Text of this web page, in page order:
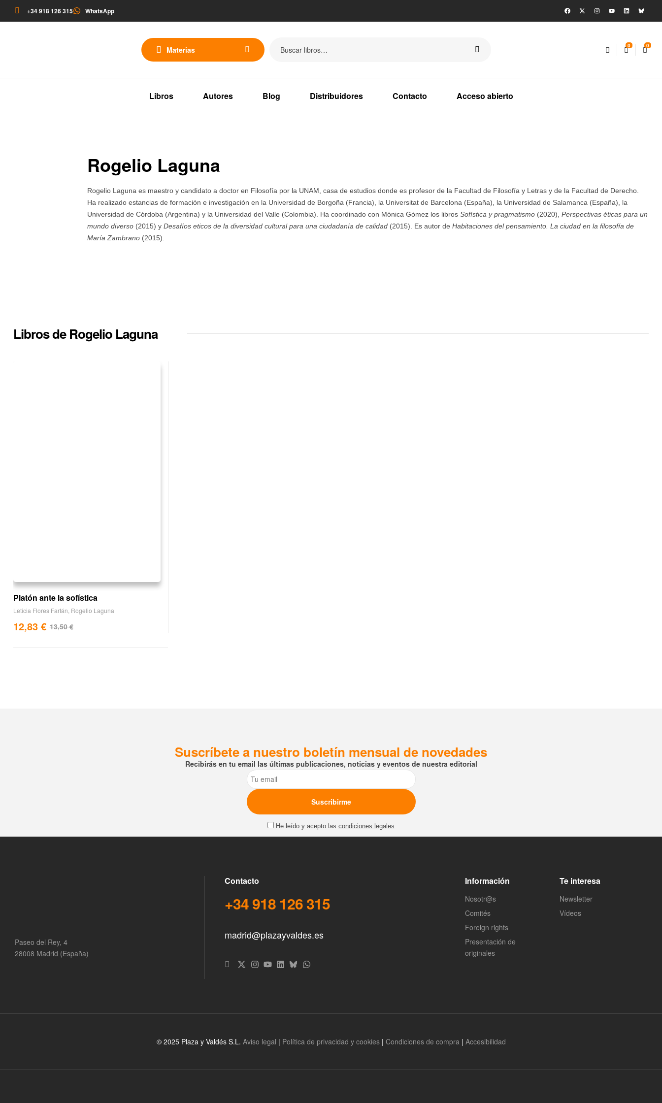
+34 918 126 315 WhatsApp
Materias 0 0
Libros Autores Blog Distribuidores Contacto Acceso abierto
Rogelio Laguna
Rogelio Laguna es maestro y candidato a doctor en Filosofía por la UNAM, casa de estudios donde es profesor de la Facultad de Filosofía y Letras y de la Facultad de Derecho.
Ha realizado estancias de formación e investigación en la Universidad de Borgoña (Francia), la Universitat de Barcelona (España), la Universidad de Salamanca (España), la
Universidad de Córdoba (Argentina) y la Universidad del Valle (Colombia). Ha coordinado con Mónica Gómez los libros Sofística y pragmatismo (2020), Perspectivas éticas para un
mundo diverso (2015) y Desafíos eticos de la diversidad cultural para una ciudadanía de calidad (2015). Es autor de Habitaciones del pensamiento. La ciudad en la filosofía de
María Zambrano (2015).
Libros de Rogelio Laguna
Platón ante la sofística
Leticia Flores Farfán Rogelio Laguna
13,50€
12,83 €
Suscríbete a nuestro boletín mensual de novedades
Recibirás en tu email las últimas publicaciones, noticias y eventos de nuestra editorial
Email
He leído y acepto las condiciones legales
Paseo del Rey, 4
28008 Madrid (España)
Contacto
+34 918 126 315
madrid@plazayvaldes.es
Información
Nosotr@s
Comités
Foreign rights
Presentación de
originales
Te interesa
Newsletter
Vídeos
© 2025 Plaza y Valdés S.L. Aviso legal | Política de privacidad y cookies| Condiciones de compra | Accesibilidad